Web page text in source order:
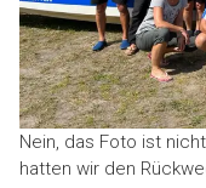
Nein, das Foto ist
hatten wir den